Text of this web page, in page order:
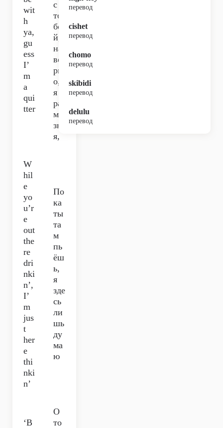
wit
h
ya,
gu
ess
I’
m
a
qui
tter
с
то
бо
й,
на
ве
рн
о,
я
раз
ма
зн
я,
W
hil
e
yo
u’r
e
out
the
re
dri
nki
n’,
I’
m
jus
t
her
e
thi
nki
n’
По
ка
ты
та
м
пь
ёш
ь,
я
зде
сь
ли
шь
ду
ма
ю
‘B
О
то
перевод
cishet
перевод
chomo
перевод
skibidi
перевод
delulu
перевод